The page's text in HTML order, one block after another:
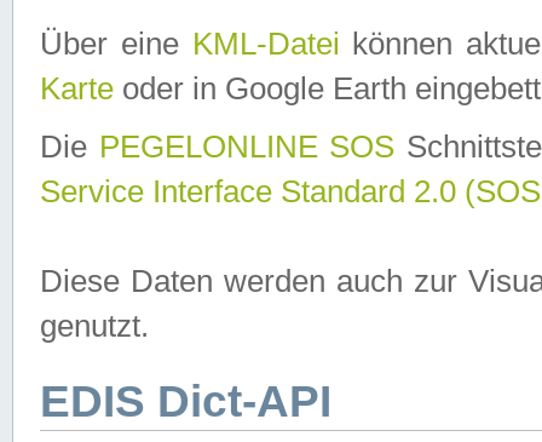
Über eine KML-Datei können
Karte oder in Google Earth
Die PEGELONLINE SOS
Service Interface Standard 2.0
Diese Daten werden auch zur
genutzt.
EDIS Dict-API